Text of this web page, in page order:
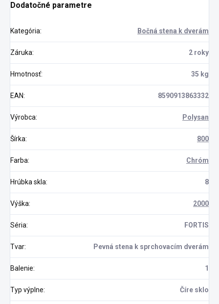
Dodatočné parametre
Kategória: Bočná stena k dverám
Záruka: 2 roky
Hmotnosť: 35 kg
EAN: 8590913863332
Výrobca: Polysan
Šírka: 800
Farba: Chróm
Hrúbka skla: 8
Výška: 2000
Séria: FORTIS
Tvar: Pevná stena k sprchovacím dverám
Balenie: 1
Typ výplne: Číre sklo